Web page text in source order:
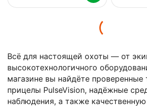
Всё для настоящей охоты — от
высокотехнологичного
магазине вы найдёте проверенные
прицелы PulseVision, надёжные
наблюдения, а также